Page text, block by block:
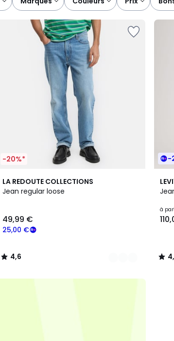
-20%*
LA REDOUTE COLLECTIONS
Jean regular loose
25,00 €
49,99 €
4,6
/ 5
4
Couleurs
4,6
/
-
à
4,9
/ 5
3
/